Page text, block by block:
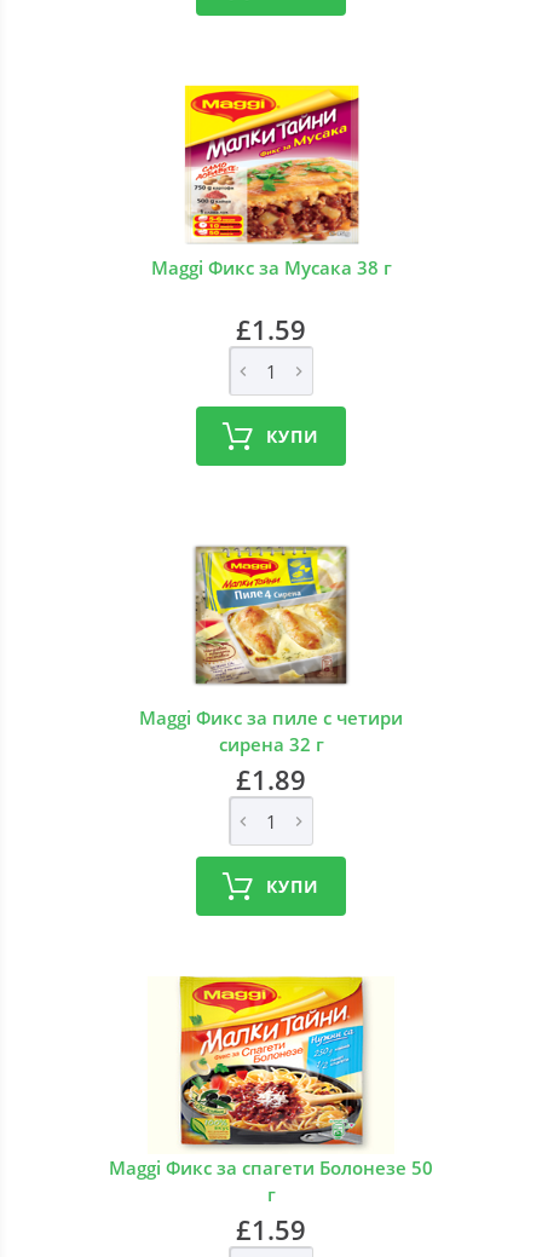
Maggi Фикс за Мусака 38 г
£1.59
КУПИ
Maggi Фикс за пиле с четири
сирена 32 г
£1.89
КУПИ
Maggi Фикс за спагети Болонезе 50
г
£1.59